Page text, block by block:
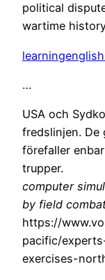
political
wartime
…
USA och
fredslinjen. De
förefaller
trupper.
computer
by field
https://
pacific/
exercises-